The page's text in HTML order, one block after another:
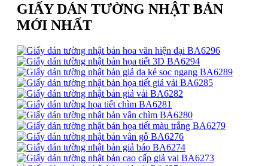
GIẤY DÁN TƯỜNG NHẬT BẢN
MỚI NHẤT